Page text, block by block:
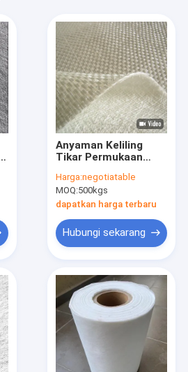
Anyaman Keliling
Tikar Permukaan
600g / M2 EMKW 800
900
Harga:negotiatable
MOQ:500kgs
dapatkan harga terbaru
Hubungi sekarang